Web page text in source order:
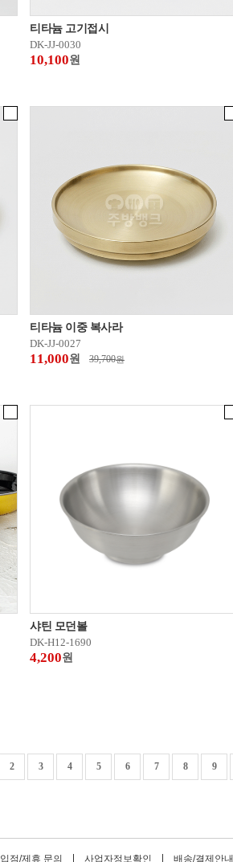
티타늄 고기접시
DK-JJ-0030
10,100원
티타늄 이중 복사라
DK-JJ-0027
11,000원 39,700원
샤틴 모던볼
DK-H12-1690
4,200원
2 3 4 5 6 7 8 9
입점/제휴 문의 사업자정보확인 배송/결제안내